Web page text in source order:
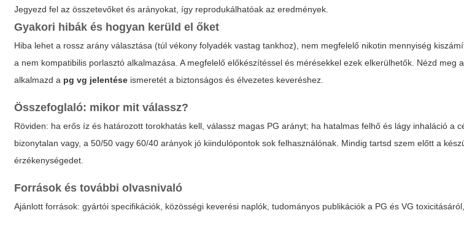
Jegyezd fel az összetevőket és arányokat, így reprodukálhatóak az eredmények.
Gyakori hibák és hogyan kerüld el őket
Hiba lehet a rossz arány választása (túl vékony folyadék vastag tankhoz), nem megfelelő nikotin mennyiség
a nem kompatibilis porlasztó alkalmazása. A megfelelő előkészítéssel és mérésekkel ezek elkerülhetők. Nézd meg
alkalmazd a pg vg jelentése ismeretét a biztonságos és élvezetes keveréshez.
Összefoglaló: mikor mit válassz?
Röviden: ha erős íz és határozott torokhatás kell, válassz magas PG arányt; ha hatalmas felhő és lágy inhaláció a
bizonytalan vagy, a 50/50 vagy 60/40 arányok jó kiindulópontok sok felhasználónak. Mindig tartsd szem előtt a
érzékenységedet.
Források és további olvasnivaló
Ajánlott források: gyártói specifikációk, közösségi keverési naplók, tudományos publikációk a PG és VG